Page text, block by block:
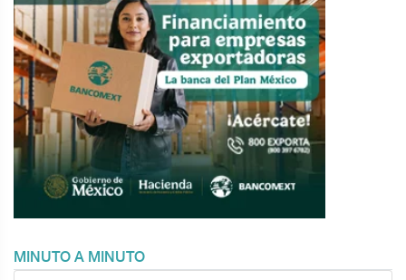
MINUTO A MINUTO